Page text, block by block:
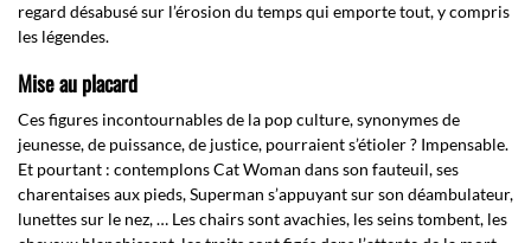
regard désabusé sur l’érosion du temps qui emporte tout, y compris
les légendes.
Mise au placard
Ces figures incontournables de la pop culture, synonymes de
jeunesse, de puissance, de justice, pourraient s’étioler ? Impensable.
Et pourtant : contemplons Cat Woman dans son fauteuil, ses
charentaises aux pieds, Superman s’appuyant sur son déambulateur,
lunettes sur le nez, … Les chairs sont avachies, les seins tombent, les